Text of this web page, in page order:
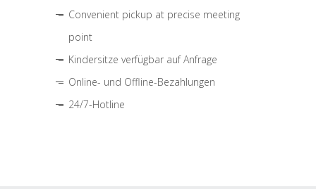
Convenient pickup at precise meeting
point
Kindersitze verfügbar auf Anfrage
Online- und Offline-Bezahlungen
24/7-Hotline